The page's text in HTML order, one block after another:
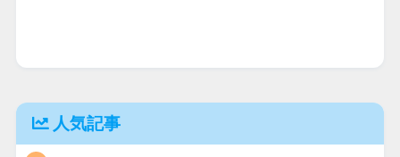
人気記事